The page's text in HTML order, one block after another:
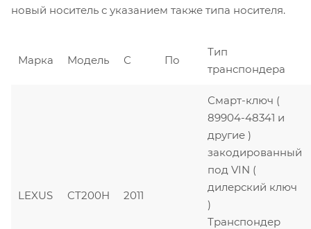
новый носитель с указанием также типа носителя.
Марка Модель С По
Тип
транспондера
LEXUS CT200H 2011
Смарт-ключ (
89904-48341 и
другие )
закодированный
под VIN (
дилерский ключ
)
Транспондер